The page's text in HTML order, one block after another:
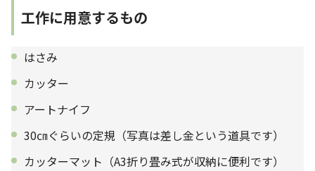
工作に用意するもの
はさみ
カッター
アートナイフ
30㎝ぐらいの定規（写真は差し金という道具です）
カッターマット（A3折り畳み式が収納に便利です）